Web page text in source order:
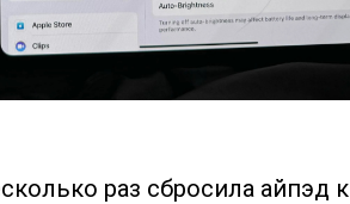
раз сбросила айпэд к